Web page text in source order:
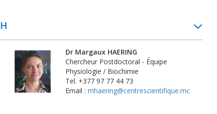
H
Dr Margaux HAERING
Chercheur Postdoctoral - Équipe
Physiologie / Biochimie
Tel. +377 97 77 44 73
Email : mhaering@centrescientifique.mc